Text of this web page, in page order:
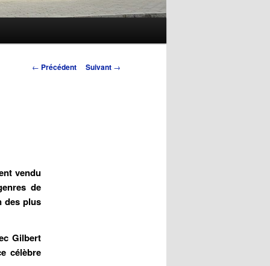
Navigation
← Précédent Suivant →
vendu
de
des plus
Gilbert
célèbre